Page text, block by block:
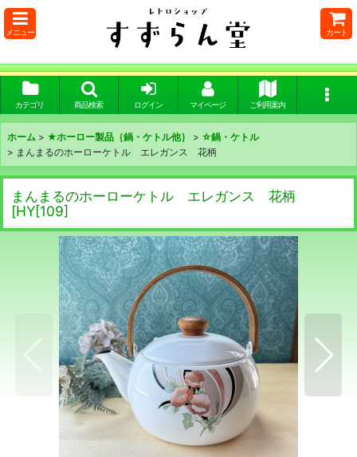
メニュー カート
カテゴリ 商品検索 ログイン マイページ ご利用案内
ホーム > ★ホーロー製品｛鍋・ケトル他｝ > ☆鍋・ケトル
> まんまるのホーローケトル エレガンス 花柄
まんまるのホーローケトル エレガンス 花柄
[HY[109]